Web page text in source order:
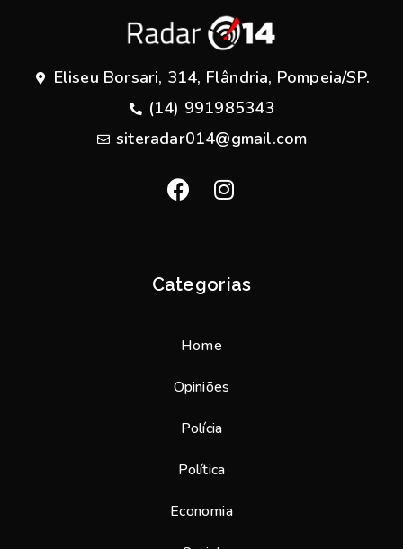
Eliseu Borsari, 314, Flândria, Pompeia/SP.
(14) 991985343
siteradar014@gmail.com
Categorias
Home
Opiniões
Polícia
Política
Economia